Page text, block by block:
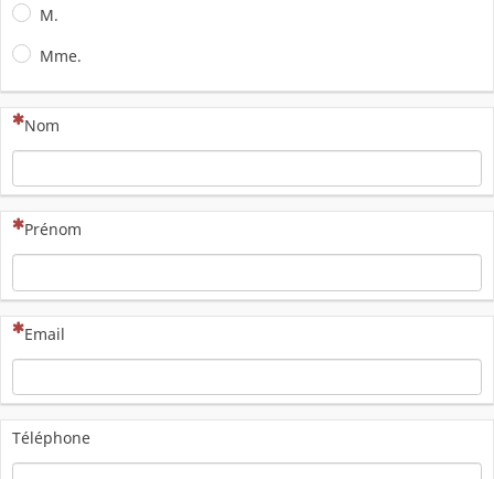
M.
Mme.
(Cette question est obligatoire)
Nom
(Cette question est obligatoire)
Prénom
(Cette question est obligatoire)
Email
Téléphone